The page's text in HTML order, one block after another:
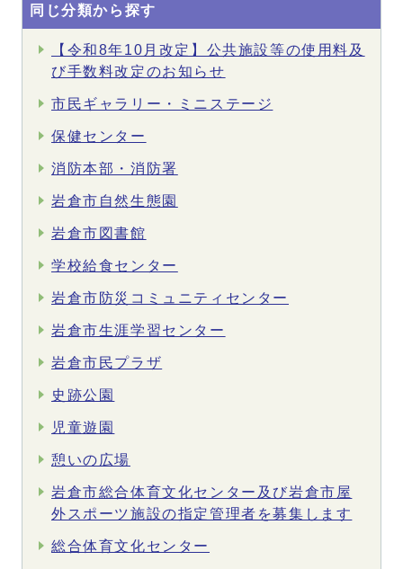
同じ分類から探す
【令和8年10月改定】公共施設等の使用料及
び手数料改定のお知らせ
市民ギャラリー・ミニステージ
保健センター
消防本部・消防署
岩倉市自然生態園
岩倉市図書館
学校給食センター
岩倉市防災コミュニティセンター
岩倉市生涯学習センター
岩倉市民プラザ
史跡公園
児童遊園
憩いの広場
岩倉市総合体育文化センター及び岩倉市屋
外スポーツ施設の指定管理者を募集します
総合体育文化センター